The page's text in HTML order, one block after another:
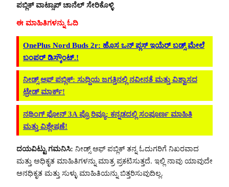
ಪಬ್ಲಿಕ್ ವಾಟ್ಸಾಪ್ ಚಾನೆಲ್ ಸೇರಿಕೊಳ್ಳಿ
ಈ ಮಾಹಿತಿಗಳನ್ನು ಓದಿ
OnePlus Nord Buds 2r: ಹೊಸ ಒನ್ ಪ್ಲಸ್ ಇಯೆರ್ ಬಡ್ಸ್ ಮೇಲೆ
ಬಂಪರ್ ಡಿಸ್ಕೌಂಟ್.!
ನೀಡ್ಸ್ ಆಫ್ ಪಬ್ಲಿಕ್: ಸುದ್ದಿಯ ಜಗತ್ತಿನಲ್ಲಿ ನವೀನತೆ ಮತ್ತು ವಿಶ್ವಾಸದ
ಟ್ರೇಡ್ ಮಾರ್ಕ್!
ನಥಿಂಗ್ ಫೋನ್ 3A ಪ್ರೊ ರಿವ್ಯೂ: ಕನ್ನಡದಲ್ಲಿ ಸಂಪೂರ್ಣ ಮಾಹಿತಿ
ಮತ್ತು ವಿಶ್ಲೇಷಣೆ!
ದಯವಿಟ್ಟು ಗಮನಿಸಿ: ನೀಡ್ಸ್ ಆಫ್ ಪಬ್ಲಿಕ್ ತನ್ನ ಓದುಗರಿಗೆ ನಿಖರವಾದ
ಮತ್ತು ಅಧಿಕೃತ ಮಾಹಿತಿಗಳನ್ನು ಮಾತ್ರ ಪ್ರಕಟಿಸುತ್ತದೆ. ಇಲ್ಲಿ ನಾವು ಯಾವುದೇ
ಅನಧಿಕೃತ ಮತ್ತು ಸುಳ್ಳು ಮಾಹಿತಿಯನ್ನು ಬಿತ್ತರಿಸುವುದಿಲ್ಲ.